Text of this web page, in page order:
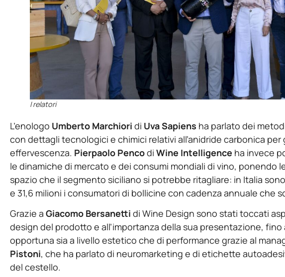
I relatori
L’enologo Umberto Marchiori di Uva Sapiens ha parlato dei
con dettagli tecnologici e chimici relativi all’anidride carbonica
effervescenza. Pierpaolo Pencodi Wine Intelligence ha invece
le dinamiche di mercato e dei consumi mondiali di vino, ponendo
spazio che il segmento siciliano si potrebbe ritagliare: in Italia
e 31,6 milioni i consumatori di bollicine con cadenza annuale che
Grazie a Giacomo Bersanetti di Wine Design sono stati toccati
design del prodotto e all’importanza della sua presentazione, fino
opportuna sia a livello estetico che di performance grazie al
Pistoni, che ha parlato di neuromarketing e di etichette
del cestello.